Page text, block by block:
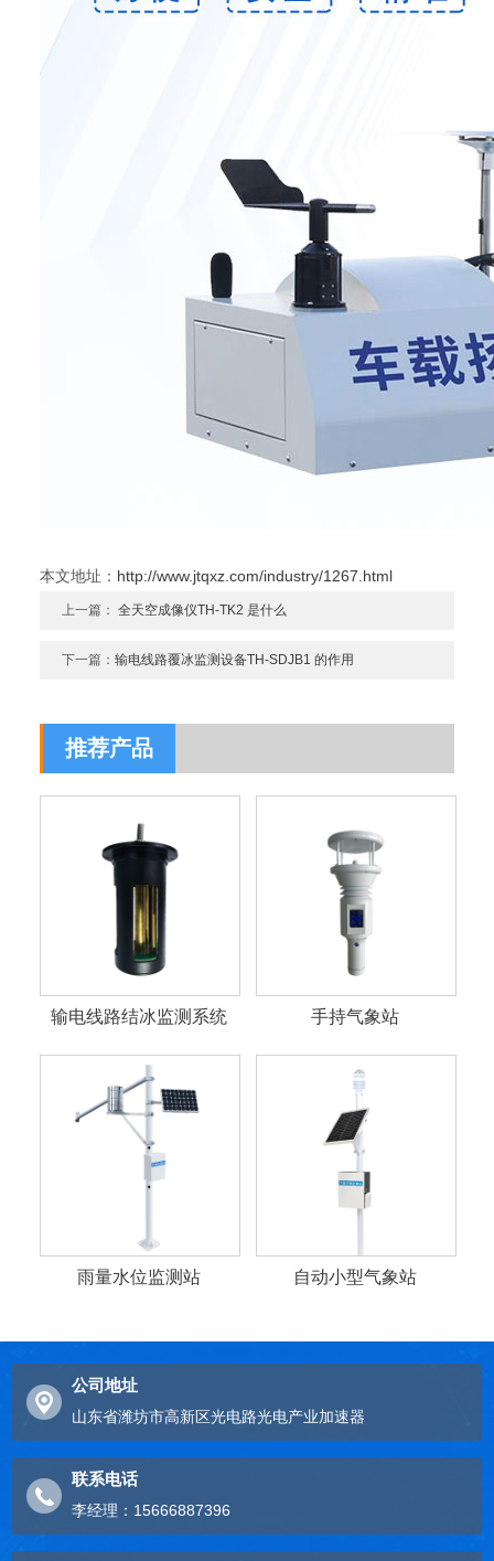
本文地址： http://www.jtqxz.com/industry/1267.html
上一篇：全天空成像仪TH-TK2 是什么
下一篇：输电线路覆冰监测设备TH-SDJB1 的作用
推荐产品
输电线路结冰监测系统 手持气象站
雨量水位监测站 自动小型气象站
公司地址
山东省潍坊市高新区光电路光电产业加速器
联系电话
李经理：15666887396